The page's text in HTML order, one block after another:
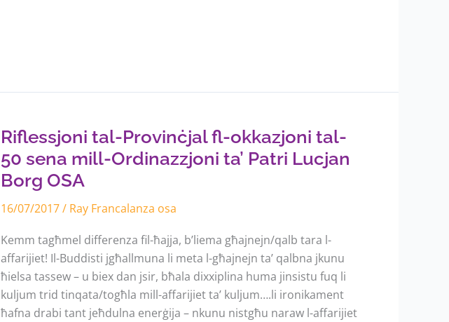
Riflessjoni tal-Provinċjal fl-okkazjoni tal-
50 sena mill-Ordinazzjoni ta’ Patri Lucjan
Borg OSA
16/07/2017/ Ray Francalanza osa
Kemm tagħmel differenza fil-ħajja, b’liema għajnejn/qalb tara l-
affarijiet! Il-Buddisti jgħallmuna li meta l-għajnejn ta’ qalbna jkunu
ħielsa tassew – u biex dan jsir, bħala dixxiplina huma jinsistu fuq li
kuljum trid tinqata/togħla mill-affarijiet ta’ kuljum….li ironikament
ħafna drabi tant jeħdulna enerġija – nkunu nistgħu naraw l-affarijiet
Riflessjoni
fl-
okkazjoni
tal-
50
sena
mill-
ta’
Borg
OSA